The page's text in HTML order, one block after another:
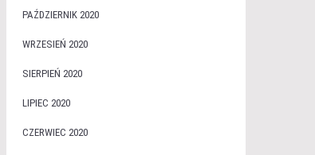
PAŹDZIERNIK 2020
WRZESIEŃ 2020
SIERPIEŃ 2020
LIPIEC 2020
CZERWIEC 2020